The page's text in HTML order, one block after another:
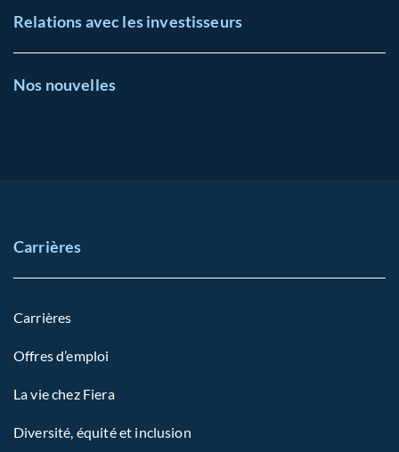
Relations avec les investisseurs
Nos nouvelles
Carrières
Carrières
Offres d’emploi
La vie chez Fiera
Diversité, équité et inclusion